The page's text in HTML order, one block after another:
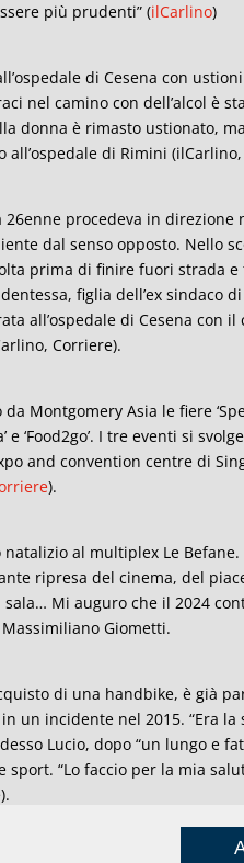
più prudenti” (ilCarlino)
di Cesena con
nel camino con dell’alcol è
donna è rimasto ustionato,
all’ospedale di Rimini
procedeva in direzione
dal senso opposto. Nello
prima di finire fuori strada
figlia dell’ex sindaco
all’ospedale di Cesena con il
Corriere).
Montgomery Asia le fiere
e ‘Food2go’. I tre eventi si
and convention centre di
).
al multiplex Le Befane.
ripresa del cinema, del
Mi auguro che il 2024
Giometti.
di una handbike, è già
un incidente nel 2015. “Era la
Lucio, dopo “un lungo e
“Lo faccio per la mia